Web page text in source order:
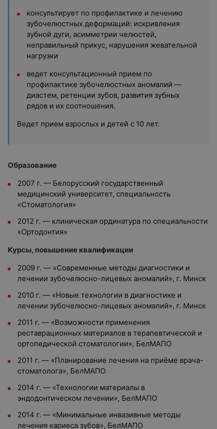
консультирует по профилактике и лечению
зубочелюстных деформаций: искривления
зубной дуги, асимметрии челюстей,
неправильный прикус, нарушения жевательной
нагрузки
ведет консультационный прием по
профилактике зубочелюстных аномалий —
диастем, ретенции зубов, развития зубных
рядов и их соотношения.
Ведет прием взрослых и детей с 10 лет.
Образование
2007 г. — Белорусский государственный
медицинский университет, специальность
«Стоматология»
2012 г. — клиническая ординатура по специальности
«Ортодонтия»
Курсы, повышение квалификации
2009 г. — «Современные методы диагностики и
лечении зубочелюсно-лицевых аномалий», г. Минск
2010 г. — «Новые технологии в диагностике и
лечении зубочелюсно-лицевых аномалий», г. Минск
2011 г. — «Возможности применения
реставрационных материалов в терапевтической и
ортопедической стоматологии», БелМАПО
2011 г. — «Планирование лечения на приёме врача-
стоматолога», БелМАПО
2014 г. — «Технологии материалы в
эндодонтическом лечении», БелМАПО
2014 г. — «Минимальные инвазивные методы
лечения кариеса зубов», БелМАПО